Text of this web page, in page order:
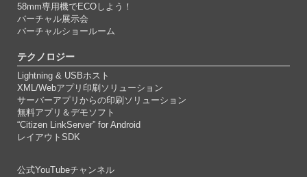
58mm専用機でECOしよう！
バーチャル展示会
バーチャルショールーム
テクノロジー
Lightning & USBホスト
XML/Webアプリ印刷ソリューション
サーバーアプリからの印刷ソリューション
無料アプリ＆デモソフト
“Citizen LinkServer” for Android
レイアウトSDK
公式YouTubeチャンネル